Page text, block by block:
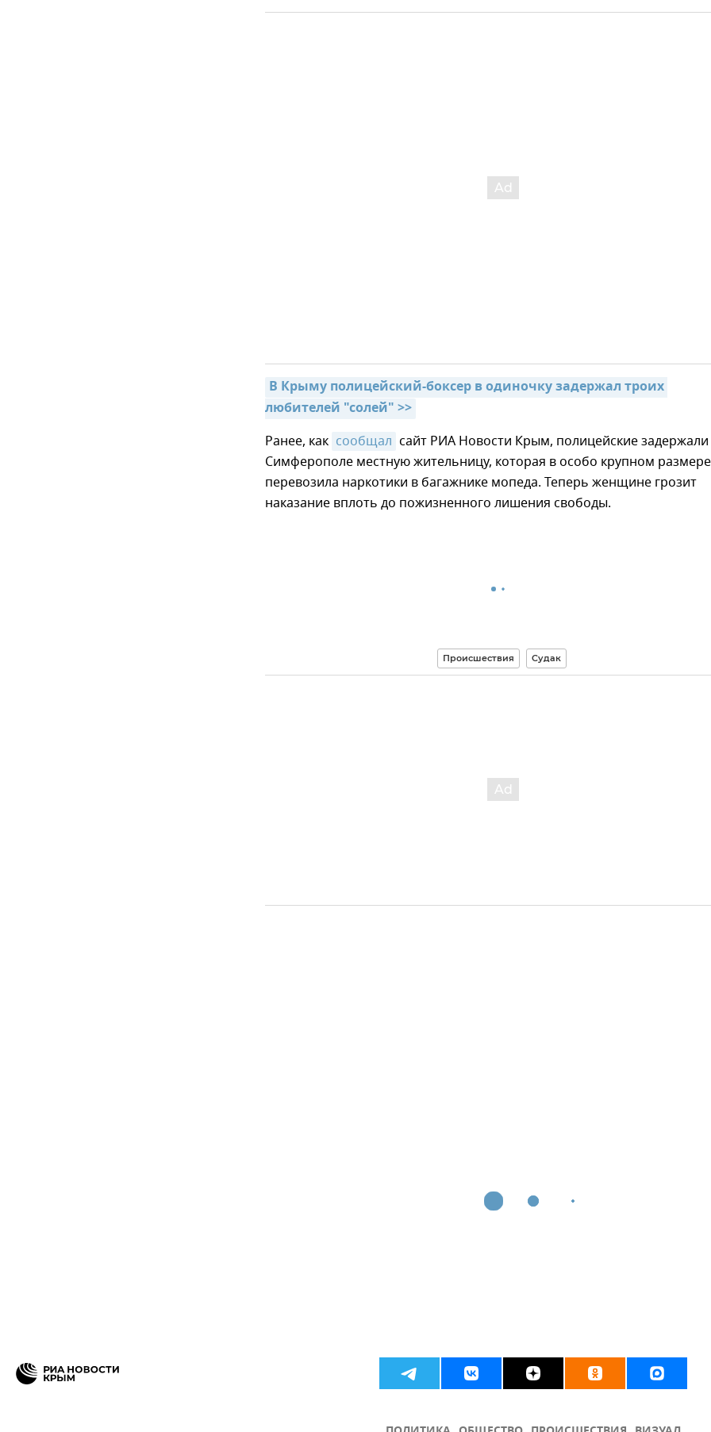
В Крыму полицейский-боксер в одиночку задержал троих
любителей "солей" >>
Ранее, как сообщал сайт РИА Новости Крым, полицейские задержали
Симферополе местную жительницу, которая в особо крупном размере
перевозила наркотики в багажнике мопеда. Теперь женщине грозит
наказание вплоть до пожизненного лишения свободы.
Происшествия Судак